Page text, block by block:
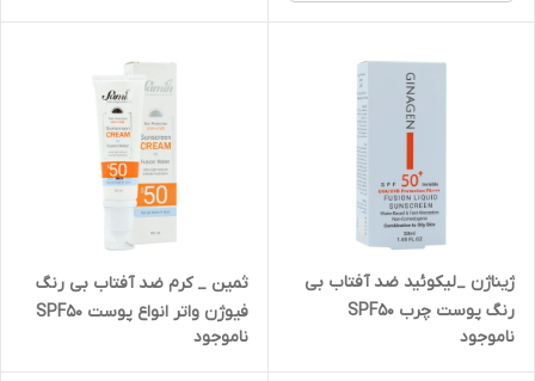
ژیناژن _لیکوئید ضد آفتاب بی
رنگ پوست چرب SPF50
ناموجود
ثمین _ کرم ضد آفتاب بی رنگ
فیوژن واتر انواع پوست SPF50
ناموجود